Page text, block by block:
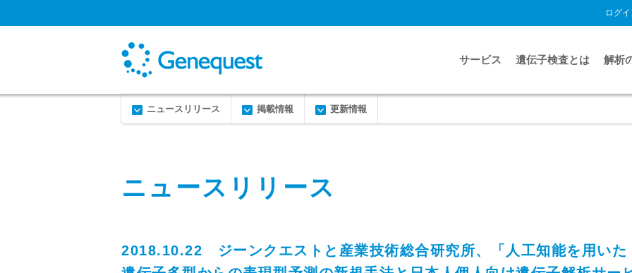
ログイ
サービス 遺伝子検査とは 解析
ニュースリリース 掲載情報 更新情報
ニュースリリース
2018.10.22 ジーンクエストと産業技術総合研究所、「人工知能を用いた